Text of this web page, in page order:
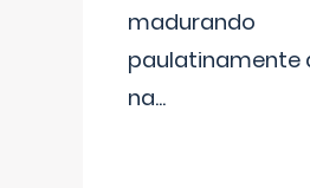
madurando
paulatinamente
na...